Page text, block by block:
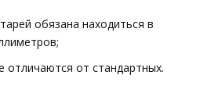
обязана находиться в
отличаются от стандартных.